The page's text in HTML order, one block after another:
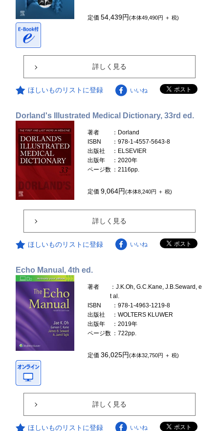
定価54,439円(本体49,490円 ＋ 税)
詳しく見る
ほしいものリストに登録 いいね
Dorland's Illustrated Medical Dictionary, 33rd ed.
著者
：Dorland
ISBN
：978-1-4557-5643-8
出版社
：ELSEVIER
出版年
：2020年
ページ数 ：2116pp.
定価9,064円(本体8,240円 ＋ 税)
詳しく見る
ほしいものリストに登録 いいね
Echo Manual, 4th ed.
著者
：J.K.Oh, G.C.Kane, J.B.Seward, e
t al.
ISBN
：978-1-4963-1219-8
出版社
：WOLTERS KLUWER
出版年
：2019年
ページ数 ：722pp.
定価36,025円(本体32,750円 ＋ 税)
詳しく見る
ほしいものリストに登録 いいね